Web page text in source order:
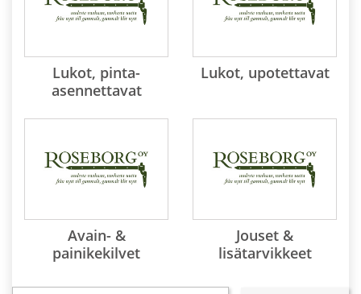
Lukot, pinta-
asennettavat
Lukot, upotettavat
Avain- &
painikekilvet
Jouset &
lisätarvikkeet